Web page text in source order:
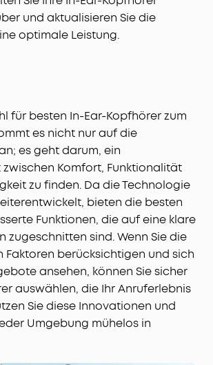
und aktualisieren Sie die
optimale Leistung.
für besten In-Ear-Kopfhörer zum
es nicht nur auf die
es geht darum, ein
Komfort, Funktionalität
zu finden. Da die Technologie
bieten die besten
Funktionen, die auf eine klare
zugeschnitten sind. Wenn Sie die
Faktoren berücksichtigen und sich
ansehen, können Sie sicher
auswählen, die Ihr Anruferlebnis
Sie diese Innovationen und
Umgebung mühelos in